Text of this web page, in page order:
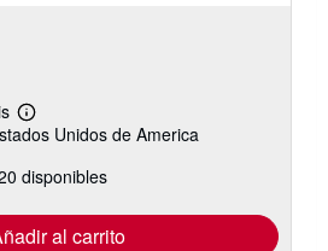
Más
información
las
tarifas
envío
Unidos de America
disponibles
al carrito